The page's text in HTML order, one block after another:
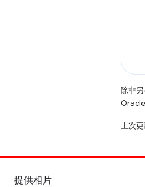
除非
上次
提供相片